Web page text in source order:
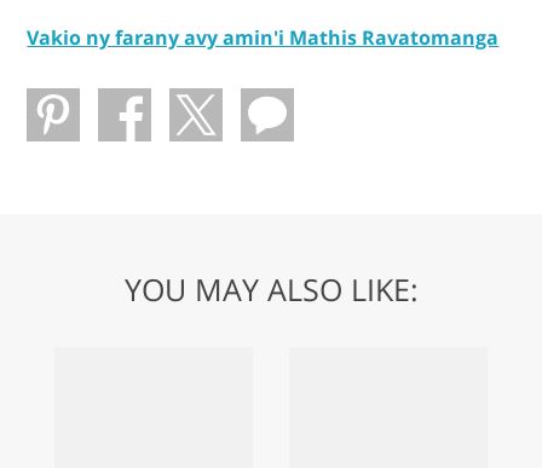
Vakio ny farany avy amin'i Mathis Ravatomanga
YOU MAY ALSO LIKE: